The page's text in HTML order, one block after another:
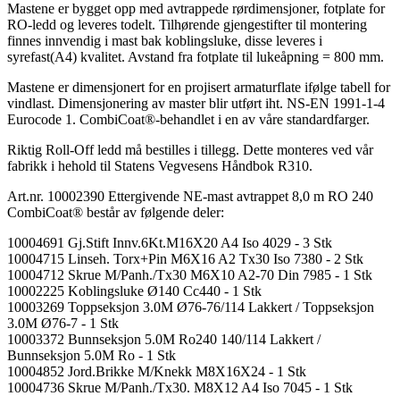
Mastene er bygget opp med avtrappede rørdimensjoner, fotplate for
RO-ledd og leveres todelt. Tilhørende gjengestifter til montering
finnes innvendig i mast bak koblingsluke, disse leveres i
syrefast(A4) kvalitet. Avstand fra fotplate til lukeåpning = 800 mm.
Mastene er dimensjonert for en projisert armaturflate ifølge tabell for
vindlast. Dimensjonering av master blir utført iht. NS-EN 1991-1-4
Eurocode 1. CombiCoat®-behandlet i en av våre standardfarger.
Riktig Roll-Off ledd må bestilles i tillegg. Dette monteres ved vår
fabrikk i hehold til Statens Vegvesens Håndbok R310.
Art.nr. 10002390 Ettergivende NE-mast avtrappet 8,0 m RO 240
CombiCoat® består av følgende deler:
10004691 Gj.Stift Innv.6Kt.M16X20 A4 Iso 4029 - 3 Stk
10004715 Linseh. Torx+Pin M6X16 A2 Tx30 Iso 7380 - 2 Stk
10004712 Skrue M/Panh./Tx30 M6X10 A2-70 Din 7985 - 1 Stk
10002225 Koblingsluke Ø140 Cc440 - 1 Stk
10003269 Toppseksjon 3.0M Ø76-76/114 Lakkert / Toppseksjon
3.0M Ø76-7 - 1 Stk
10003372 Bunnseksjon 5.0M Ro240 140/114 Lakkert /
Bunnseksjon 5.0M Ro - 1 Stk
10004852 Jord.Brikke M/Knekk M8X16X24 - 1 Stk
10004736 Skrue M/Panh./Tx30. M8X12 A4 Iso 7045 - 1 Stk